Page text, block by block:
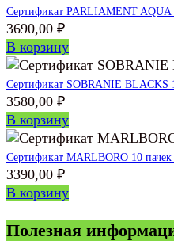
Сертификат PARLIAMENT AQUA
3690,00 ₽
В корзину
Сертификат SOBRANIE BLACKS
3580,00 ₽
В корзину
Сертификат MARLBORO 10 пачек
3390,00 ₽
В корзину
Полезная